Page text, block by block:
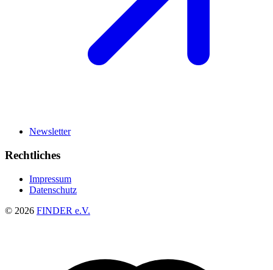
Newsletter
Rechtliches
Impressum
Datenschutz
© 2026 FINDER e.V.